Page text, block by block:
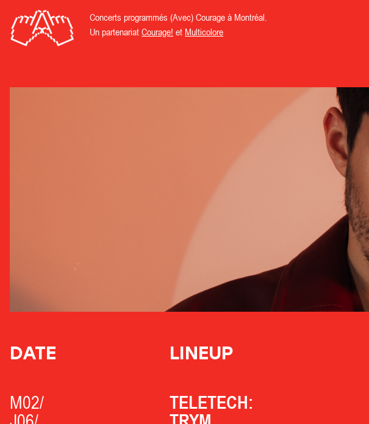
Concerts programmés (Avec) Courage à Montréal.
Un partenariatCourage! et Multicolore
DATE LINEUP
M02/
TELETECH: